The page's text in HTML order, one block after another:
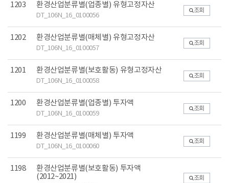
1203 환경산업분류별(업종별) 유형고정자산
DT_106N_16_0100056
조회
1202 환경산업분류별(매체별) 유형고정자산
DT_106N_16_0100057
조회
1201 환경산업분류별(보호활동) 유형고정자산
DT_106N_16_0100058
조회
1200 환경산업분류별(업종별) 투자액
DT_106N_16_0100059
조회
1199 환경산업분류별(매체별) 투자액
DT_106N_16_0100060
조회
1198
환경산업분류별(보호활동) 투자액
(2012~2021)
조회